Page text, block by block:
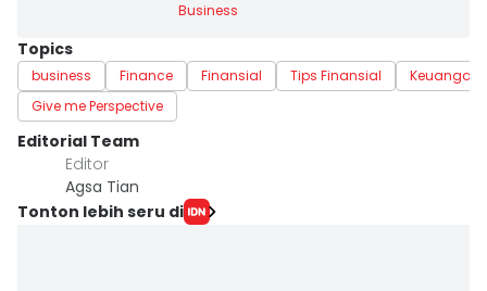
Business
Topics
business Finance Finansial Tips Finansial
Keuangan
Give me Perspective
Editorial Team
Editor
Agsa Tian
Tonton lebih seru di